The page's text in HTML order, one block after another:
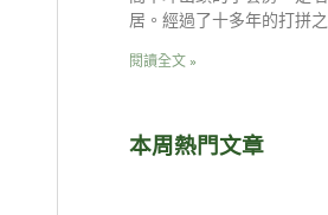
居。經過了十多年的打拼
閱讀全文 »
本周熱門文章